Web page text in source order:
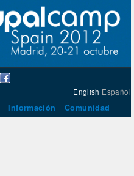
English Español
Información Comunidad